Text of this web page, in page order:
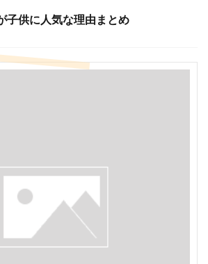
子供に人気な理由まとめ